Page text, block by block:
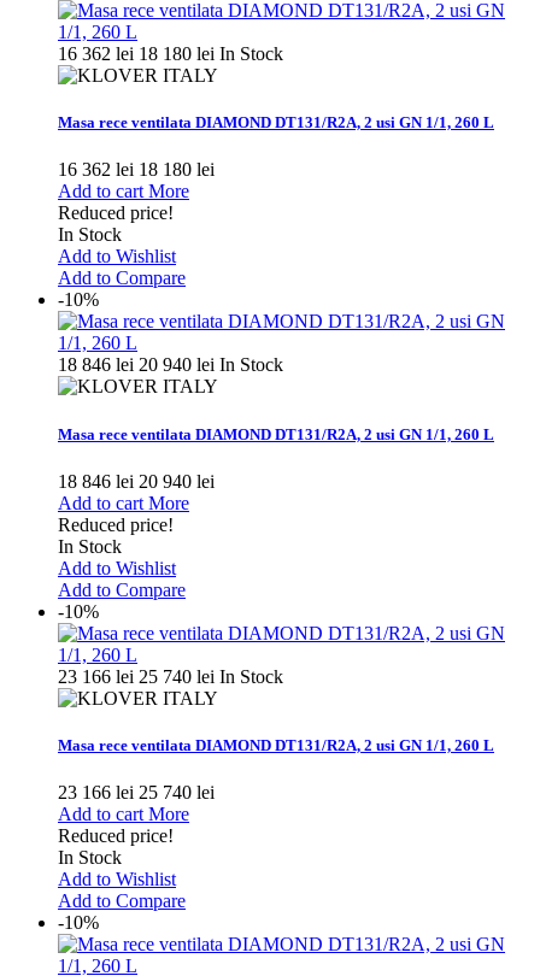
16 362 lei 18 180 lei In Stock
Masa rece ventilata DIAMOND DT131/R2A, 2 usi GN 1/1, 260 L
16 362 lei 18 180 lei
Add to cart More
Reduced price!
In Stock
Add to Wishlist
Add to Compare
-10%
18 846 lei 20 940 lei In Stock
Masa rece ventilata DIAMOND DT131/R2A, 2 usi GN 1/1, 260 L
18 846 lei 20 940 lei
Add to cart More
Reduced price!
In Stock
Add to Wishlist
Add to Compare
-10%
23 166 lei 25 740 lei In Stock
Masa rece ventilata DIAMOND DT131/R2A, 2 usi GN 1/1, 260 L
23 166 lei 25 740 lei
Add to cart More
Reduced price!
In Stock
Add to Wishlist
Add to Compare
-10%